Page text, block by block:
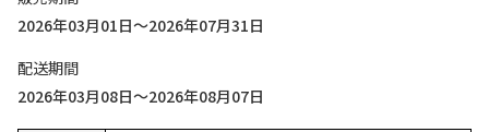
2026年03月01日～2026年07月31日
配送期間
2026年03月08日～2026年08月07日